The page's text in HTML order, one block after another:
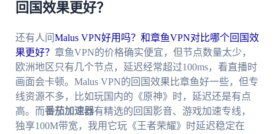
回国效果更好？
还有人问 Malus VPN好用吗？和章鱼VPN对比哪个回国效
果更好？ 章鱼VPN的价格确实便宜，但节点数量太少，
欧洲地区只有几个节点，延迟经常超过100ms，看直播时
画面会卡顿。Malus VPN的回国效果比章鱼好一些，但专
线资源不多，比如玩国内的《原神》时，延迟还是有点
高。而番茄加速器有精选的回国影音、游戏加速专线，
独享100M带宽，我用它玩《王者荣耀》时延迟稳定在